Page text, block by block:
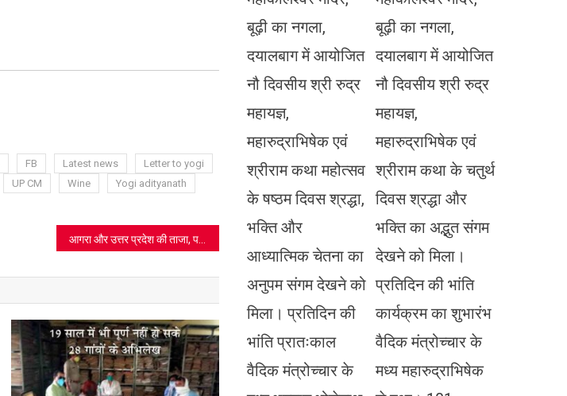
FB Latest news
Letter to yogi
UP CM Wine
Yogi adityanath
बूढ़ी का नगला,
दयालबाग में आयोजित
नौ दिवसीय श्री रुद्र
महायज्ञ,
महारुद्राभिषेक एवं
श्रीराम कथा महोत्सव
के षष्ठम दिवस श्रद्धा,
भक्ति और
आध्यात्मिक चेतना का
अनुपम संगम देखने को
मिला। प्रतिदिन की
भांति प्रातःकाल
वैदिक मंत्रोच्चार के
बूढ़ी का नगला,
दयालबाग में आयोजित
नौ दिवसीय श्री रुद्र
महायज्ञ,
महारुद्राभिषेक एवं
श्रीराम कथा के चतुर्थ
दिवस श्रद्धा और
भक्ति का अद्भुत संगम
देखने को मिला।
प्रतिदिन की भांति
कार्यक्रम का शुभारंभ
वैदिक मंत्रोच्चार के
मध्य महारुद्राभिषेक